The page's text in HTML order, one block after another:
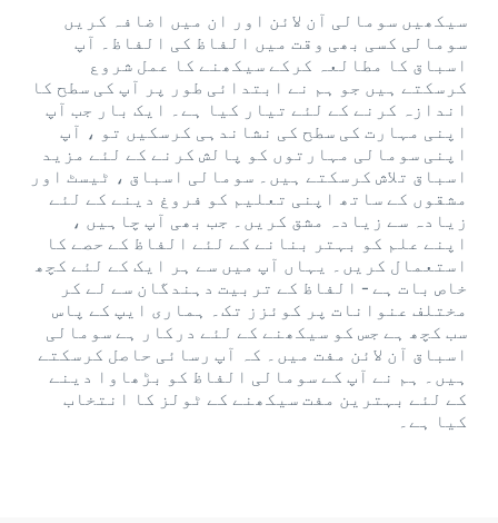
سیکھیں سومالی آن لائن اور ان میں اضافہ کریں
سومالی کسی بھی وقت میں الفاظ کی الفاظ۔ آپ
اسباق کا مطالعہ کرکے سیکھنے کا عمل شروع
کرسکتے ہیں جو ہم نے ابتدائی طور پر آپ کی سطح کا
اندازہ کرنے کے لئے تیار کیا ہے۔ ایک بار جب آپ
اپنی مہارت کی سطح کی نشاندہی کرسکیں تو ، آپ
اپنی سومالی مہارتوں کو پالش کرنے کے لئے مزید
اسباق تلاش کرسکتے ہیں۔ سومالی اسباق ، ٹیسٹ اور
مشقوں کے ساتھ اپنی تعلیم کو فروغ دینے کے لئے
زیادہ سے زیادہ مشق کریں۔ جب بھی آپ چاہیں ،
اپنے علم کو بہتر بنانے کے لئے الفاظ کے حصے کا
استعمال کریں۔ یہاں آپ میں سے ہر ایک کے لئے کچھ
خاص بات ہے - الفاظ کے تربیت دہندگان سے لے کر
مختلف عنوانات پر کوئزز تک۔ ہماری ایپ کے پاس
سب کچھ ہے جس کو سیکھنے کے لئے درکار ہے سومالی
اسباق آن لائن مفت میں۔ کہ آپ رسائی حاصل کرسکتے
ہیں۔ ہم نے آپ کے سومالی الفاظ کو بڑھاوا دینے
کے لئے بہترین مفت سیکھنے کے ٹولز کا انتخاب
کیا ہے۔